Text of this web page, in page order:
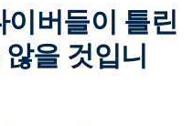
버들이 틀린
을 것입니